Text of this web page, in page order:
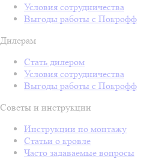
Условия сотрудничества
Выгоды работы с Покрофф
Дилерам
Стать дилером
Условия сотрудничества
Выгоды работы с Покрофф
Советы и инструкции
Инструкции по монтажу
Статьи о кровле
Часто задаваемые вопросы